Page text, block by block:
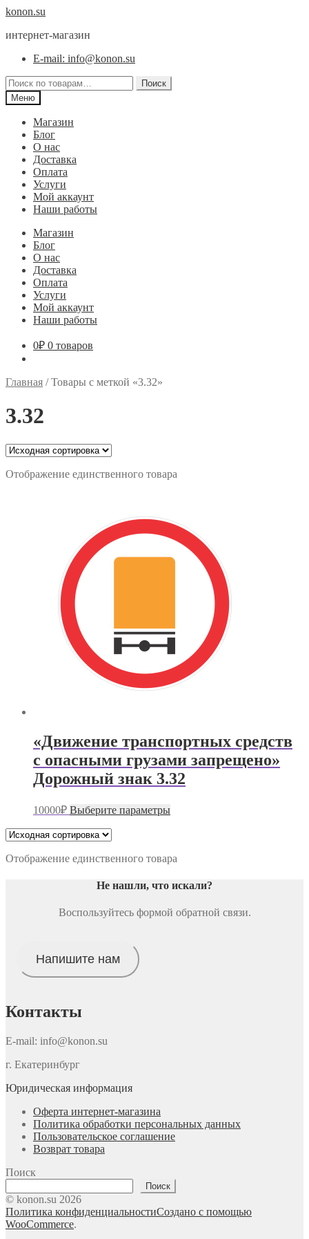
Перейти
навигации
Перейти
содержимому
konon.su
интернет-магазин
E-mail: info@konon.su
Искать:
Поиск
Меню
Магазин
Блог
О нас
Доставка
Оплата
Услуги
Мой аккаунт
Наши работы
Магазин
Блог
О нас
Доставка
Оплата
Услуги
Мой аккаунт
Наши работы
0₽ 0 товаров
Главная /Товары с меткой «3.32»
3.32
Отображение единственного товара
«Движение транспортных средств
с опасными грузами запрещено»
Дорожный знак 3.32
10000₽ Выберите параметрыЭтот
вариаций.
можно
на
странице
Отображение единственного товара
Не нашли, что искали?
Воспользуйтесь формой обратной связи.
Напишите нам
Контакты
E-mail: info@konon.su
г. Екатеринбург
Юридическая информация
Оферта интернет-магазина
Политика обработки персональных данных
Пользовательское соглашение
Возврат товара
Поиск
Поиск
© konon.su 2026
Политика конфиденциальностиСоздано с помощью
WooCommerce.